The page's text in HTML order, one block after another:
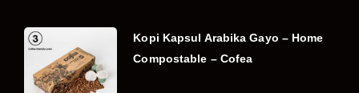
Kopi Kapsul Arabika Gayo – Home
Compostable – Cofea